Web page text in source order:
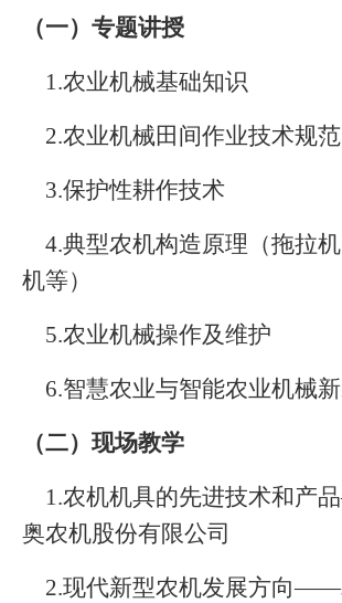
（一）专题讲授
1.农业机械基础知识
2.农业机械田间作业技术规范
3.保护性耕作技术
4.典型农机构造原理（拖拉
机等）
5.农业机械操作及维护
6.智慧农业与智能农业机械
（二）现场教学
1.农机机具的先进技术和产品
奥农机股份有限公司
2.现代新型农机发展方向——